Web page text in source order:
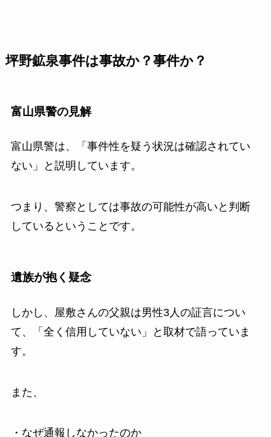
坪野鉱泉事件は事故か？事件か？
富山県警の見解
富山県警は、「事件性を疑う状況は確認されてい
ない」と説明しています。
つまり、警察としては事故の可能性が高いと判断
しているということです。
遺族が抱く疑念
しかし、屋敷さんの父親は男性3人の証言につい
て、「全く信用していない」と取材で語っていま
す。
また、
・なぜ通報しなかったのか